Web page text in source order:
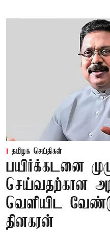
தமிழக செய்திகள்
பயிர்க்கடனை
செய்வதற்கான
வெளியிட
தினகரன்